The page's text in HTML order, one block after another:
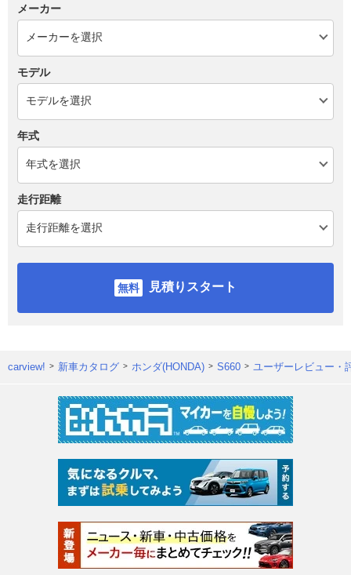
メーカー
モデル
年式
走行距離
見積りスタート
carview! 新車カタログ ホンダ(HONDA) S660 ユーザーレビュー・